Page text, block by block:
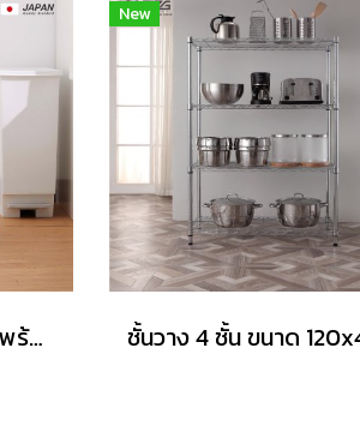
MZG ชั้นวางของ 3 ชั้น พร้อมล้อ สีขาว
New